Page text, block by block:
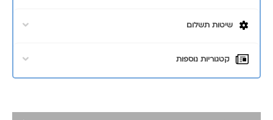
שיטות תשלום
קטגוריות נוספות